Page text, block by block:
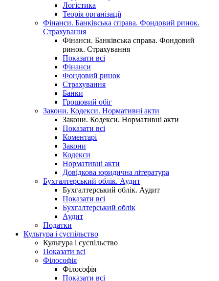
Логістика
Теорія організації
Фінанси. Банківська справа. Фондовий ринок.
Страхування
Фінанси. Банківська справа. Фондовий
ринок. Страхування
Показати всі
Фінанси
Фондовий ринок
Страхування
Банки
Грошовий обіг
Закони. Кодекси. Нормативні акти
Закони. Кодекси. Нормативні акти
Показати всі
Коментарі
Закони
Кодекси
Нормативні акти
Довідкова юридична література
Бухгалтерський облік. Аудит
Бухгалтерський облік. Аудит
Показати всі
Бухгалтерський облік
Аудит
Податки
Культура і суспільство
Культура і суспільство
Показати всі
Філософія
Філософія
Показати всі